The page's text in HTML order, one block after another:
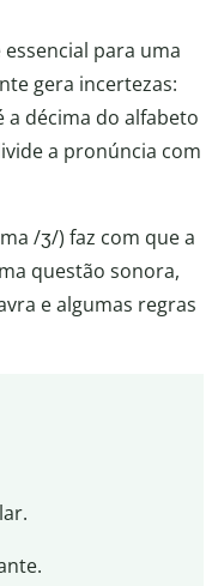
essencial para uma
gera incertezas:
a décima do alfabeto
a pronúncia com
/ʒ/) faz com que a
questão sonora,
e algumas regras